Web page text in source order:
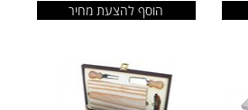
הוסף להצעת מחיר